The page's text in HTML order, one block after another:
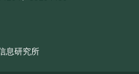
息研究所